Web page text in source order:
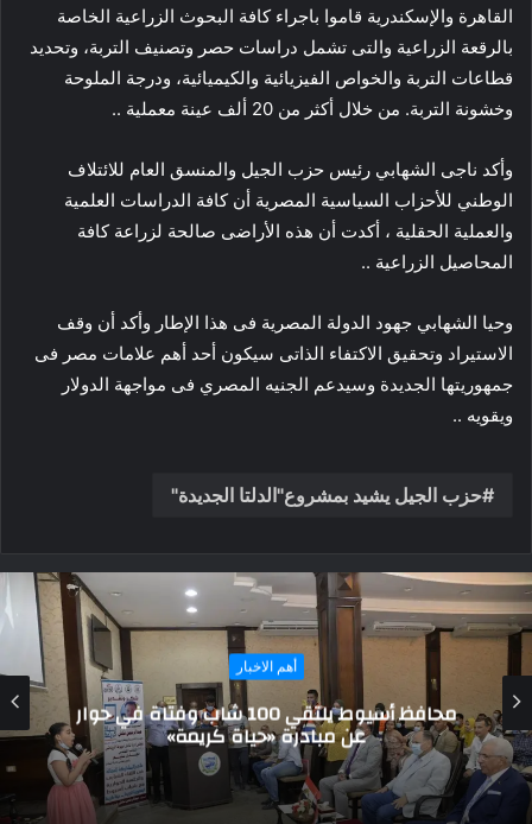
القاهرة والإسكندرية قاموا باجراء كافة البحوث الزراعية الخاصة
بالرقعة الزراعية والتى تشمل دراسات حصر وتصنيف التربة، وتحديد
قطاعات التربة والخواص الفيزيائية والكيميائية، ودرجة الملوحة
وخشونة التربة. من خلال أكثر من 20 ألف عينة معملية ..
وأكد ناجى الشهابي رئيس حزب الجيل والمنسق العام للائتلاف
الوطني للأحزاب السياسية المصرية أن كافة الدراسات العلمية
والعملية الحقلية ، أكدت أن هذه الأراضى صالحة لزراعة كافة
المحاصيل الزراعية ..
وحيا الشهابي جهود الدولة المصرية فى هذا الإطار وأكد أن وقف
الاستيراد وتحقيق الاكتفاء الذاتى سيكون أحد أهم علامات مصر فى
جمهوريتها الجديدة وسيدعم الجنيه المصري فى مواجهة الدولار
ويقويه ..
حزب الجيل يشيد بمشروع"الدلتا الجديدة"
أهم الاخبار
أمين عام مركز العرب:سنطلق مبادرة للتوعية
بالمشروعات القومية مطلع اكتوبر..ونطالب
الرئيس بالترشح